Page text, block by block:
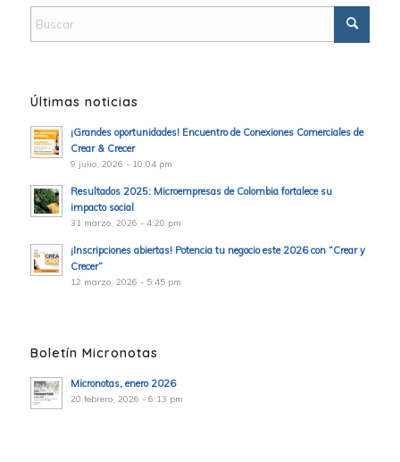
Últimas noticias
¡Grandes oportunidades! Encuentro de Conexiones Comerciales de
Crear & Crecer
9 julio, 2026 - 10:04 pm
Resultados 2025: Microempresas de Colombia fortalece su
impacto social
31 marzo, 2026 - 4:20 pm
¡Inscripciones abiertas! Potencia tu negocio este 2026 con “Crear y
Crecer”
12 marzo, 2026 - 5:45 pm
Boletín Micronotas
Micronotas, enero 2026
20 febrero, 2026 - 6:13 pm